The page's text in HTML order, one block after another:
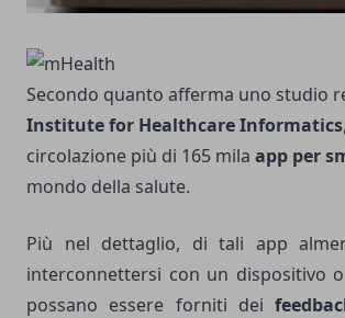
Secondo quanto afferma uno studio
Institute for Healthcare Informatics
circolazione più di 165 mila app per
mondo della salute.
Più nel dettaglio, di tali app
interconnettersi con un dispositivo
possano essere forniti dei